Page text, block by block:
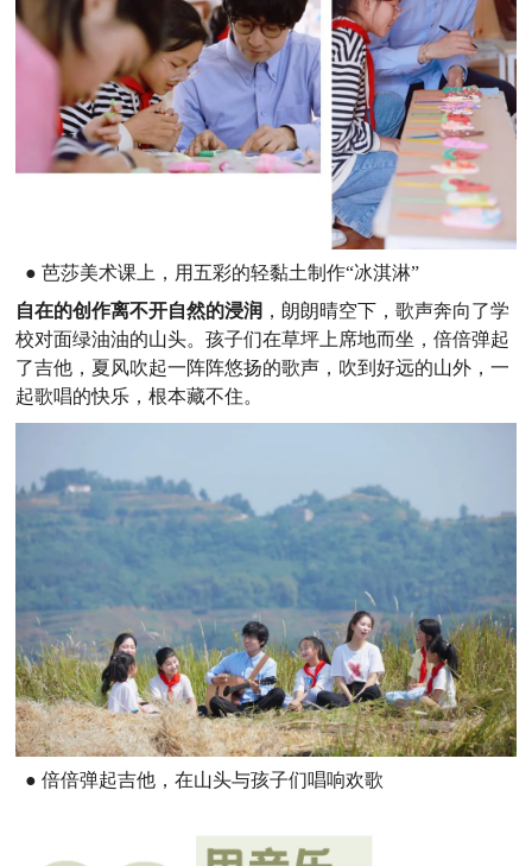
●芭莎美术课上，用五彩的轻黏土制作“冰淇淋”
自在的创作离不开自然的浸润 ，朗朗晴空下，歌声奔向了学
校对面绿油油的山头。孩子们在草坪上席地而坐，倍倍弹起
了吉他，夏风吹起一阵阵悠扬的歌声，吹到好远的山外，一
起歌唱的快乐，根本藏不住。
●倍倍弹起吉他，在山头与孩子们唱响欢歌